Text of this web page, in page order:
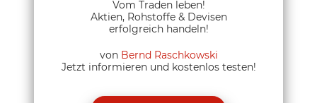
Vom Traden leben!
Aktien, Rohstoffe & Devisen
erfolgreich handeln!
von Bernd Raschkowski
Jetzt informieren und kostenlos testen!